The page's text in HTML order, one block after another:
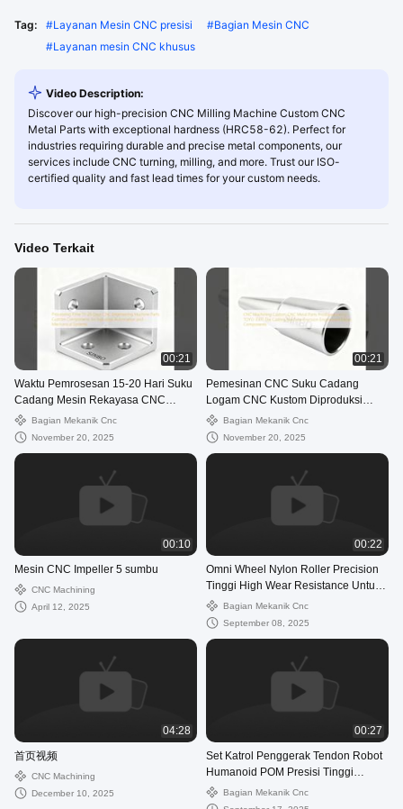
Tag: #Layanan Mesin CNC presisi #Bagian Mesin CNC
#Layanan mesin CNC khusus
Video Description:
Discover our high-precision CNC Milling Machine Custom CNC
Metal Parts with exceptional hardness (HRC58-62). Perfect for
industries requiring durable and precise metal components, our
services include CNC turning, milling, and more. Trust our ISO-
certified quality and fast lead times for your custom needs.
Video Terkait
00:21
Waktu Pemrosesan 15-20 Hari Suku
Cadang Mesin Rekayasa CNC
Komponen Kustom untuk
Otomatisasi Industri dan Sistem
Bagian Mekanik Cnc
November 20, 2025
00:21
Pemesinan CNC Suku Cadang
Logam CNC Kustom Diproduksi
Menggunakan Mesin Die Casting
TOYO 350T Komponen Logam
Bagian Mekanik Cnc
November 20, 2025
00:10
Mesin CNC Impeller 5 sumbu
CNC Machining
April 12, 2025
00:22
Omni Wheel Nylon Roller Precision
Tinggi High Wear Resistance Untuk
Robot Layanan Chassis Disesuaikan
Bagian Mekanik Cnc
September 08, 2025
04:28
首页视频
CNC Machining
December 10, 2025
00:27
Set Katrol Penggerak Tendon Robot
Humanoid POM Presisi Tinggi
Pemrosesan Kasus Pemesinan CNC
China
Bagian Mekanik Cnc